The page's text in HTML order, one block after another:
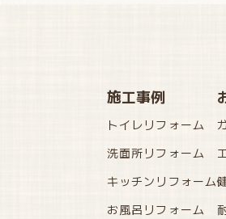
施工事例
トイレリフォーム
洗面所リフォーム
キッチンリフォーム
お風呂リフォーム